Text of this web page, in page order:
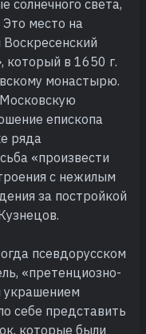
солнечного света,
место на
который в 1650 г.
монастырю.
епископа
ряда
«произвести
с нежилым
за постройкой
псевдорусском
«претенциозно-
украшением
себе представить
которые были